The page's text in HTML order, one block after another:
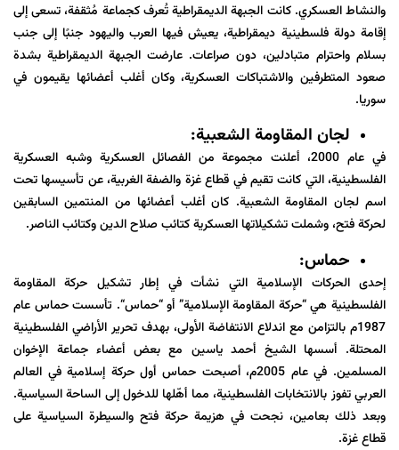
والنشاط العسكري. كانت الجبهةالديمقراطيةتُعرف كجماعة مُثقفة، تسعى إلى
إقامة دولة فلسطينية ديمقراطية، يعيش فيها العرب واليهود جنبًا إلى جنب
بسلام واحترام متبادلين، دون صراعات. عارضت الجبهة الديمقراطية بشدة
صعود المتطرفين والاشتباكات العسكرية، وكان أغلب أعضائها يقيمون في
سوريا.
لجان المقاومة الشعبية:
في عام 2000، أعلنت مجموعة من الفصائل العسكرية وشبه العسكرية
الفلسطينية، التي كانت تقيم في قطاع غزة والضفة الغربية، عن تأسيسها تحت
اسم لجان المقاومة الشعبية. كان أغلب أعضائها من المنتمين السابقين
لحركة فتح، وشملت تشكيلاتها العسكرية كتائب صلاح الدين وكتائب الناصر.
حماس:
إحدى الحركات الإسلامية التي نشأت في إطار تشكيل حركة المقاومة
الفلسطينية هي “حركة المقاومة الإسلامية” أو “حماس“. تأسست حماس عام
1987م بالتزامن مع اندلاع الانتفاضة الأولى، بهدف تحرير الأراضي الفلسطينية
المحتلة. أسسها الشيخ أحمد ياسين مع بعض أعضاء جماعة الإخوان
المسلمين. في عام 2005م، أصبحت حماس أول حركة إسلامية في العالم
العربي تفوز بالانتخابات الفلسطينية، مما أهّلها للدخول إلى الساحة السياسية.
وبعد ذلك بعامين، نجحت في هزيمة حركة فتح والسيطرة السياسية على
قطاع غزة.